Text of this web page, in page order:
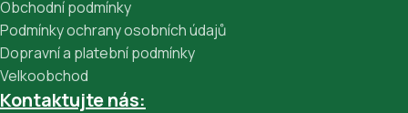
Obchodní podmínky
Podmínky ochrany osobních údajů
Dopravní a platební podmínky
Velkoobchod
Kontaktujte nás: